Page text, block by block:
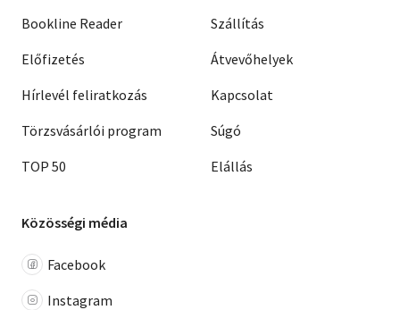
Bookline Reader
Előfizetés
Hírlevél feliratkozás
Törzsvásárlói program
TOP 50
Szállítás
Átvevőhelyek
Kapcsolat
Súgó
Elállás
Közösségi média
Facebook
Instagram